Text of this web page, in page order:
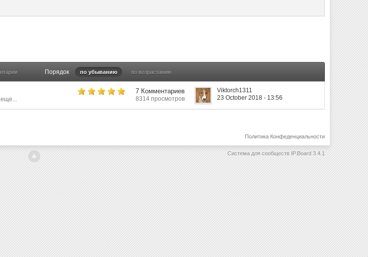
Порядок по убыванию по возрастанию
еще...
7 Комментариев
8314 просмотров
Viktorch1311
23 October 2018 - 13:56
Политика Конфеденциальности
Система для сообществ IP.Board 3.4.1